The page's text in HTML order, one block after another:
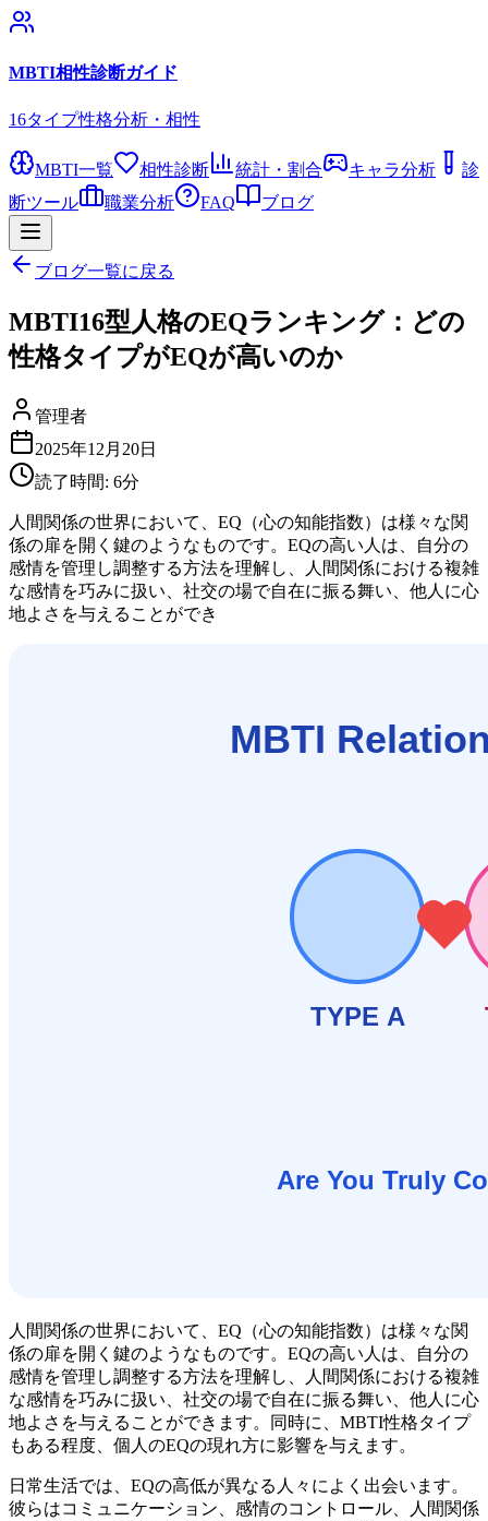
MBTI相性診断ガイド
16タイプ性格分析・相性
MBTI一覧 相性診断 統計・割合 キャラ分析
診
断ツール
職業分析 FAQ ブログ
ブログ一覧に戻る
MBTI16型人格のEQランキング：どの
性格タイプがEQが高いのか
管理者
2025年12月20日
読了時間: 6分
人間関係の世界において、EQ（心の知能指数）は様々な関
係の扉を開く鍵のようなものです。EQの高い人は、自分の
感情を管理し調整する方法を理解し、人間関係における複雑
な感情を巧みに扱い、社交の場で自在に振る舞い、他人に心
地よさを与えることができ
人間関係の世界において、EQ（心の知能指数）は様々な関
係の扉を開く鍵のようなものです。EQの高い人は、自分の
感情を管理し調整する方法を理解し、人間関係における複雑
な感情を巧みに扱い、社交の場で自在に振る舞い、他人に心
地よさを与えることができます。同時に、MBTI性格タイプ
もある程度、個人のEQの現れ方に影響を与えます。
日常生活では、EQの高低が異なる人々によく出会います。
彼らはコミュニケーション、感情のコントロール、人間関係